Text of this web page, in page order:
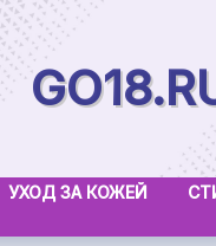
УХОД ЗА КОЖЕЙ